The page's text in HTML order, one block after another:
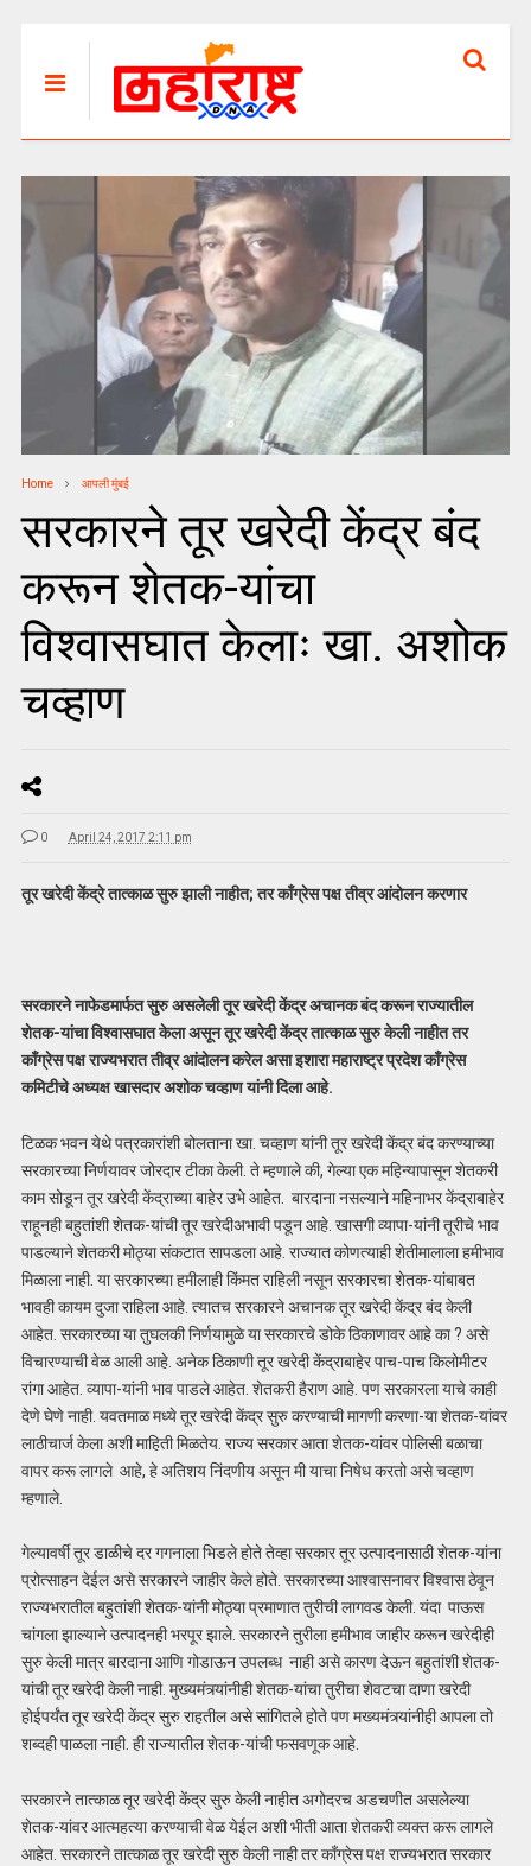
Home आपली मुंबई
सरकारने तूर खरेदी केंद्र बंद
करून शेतक-यांचा
विश्वासघात केलाः खा. अशोक
चव्हाण
0 April 24, 2017 2:11 pm
तूर खरेदी केंद्रे तात्काळ सुरु झाली नाहीत; तर काँग्रेस पक्ष तीव्र आंदोलन करणार
सरकारने नाफेडमार्फत सुरु असलेली तूर खरेदी केंद्र अचानक बंद करून राज्यातील
शेतक-यांचा विश्वासघात केला असून तूर खरेदी केंद्र तात्काळ सुरु केली नाहीत तर
काँग्रेस पक्ष राज्यभरात तीव्र आंदोलन करेल असा इशारा महाराष्ट्र प्रदेश काँग्रेस
कमिटीचे अध्यक्ष खासदार अशोक चव्हाण यांनी दिला आहे.
टिळक भवन येथे पत्रकारांशी बोलताना खा. चव्हाण यांनी तूर खरेदी केंद्र बंद करण्याच्या
सरकारच्या निर्णयावर जोरदार टीका केली. ते म्हणाले की, गेल्या एक महिन्यापासून शेतकरी
काम सोडून तूर खरेदी केंद्राच्या बाहेर उभे आहेत. बारदाना नसल्याने महिनाभर केंद्राबाहेर
राहूनही बहुतांशी शेतक-यांची तूर खरेदीअभावी पडून आहे. खासगी व्यापा-यांनी तूरीचे भाव
पाडल्याने शेतकरी मोठ्या संकटात सापडला आहे. राज्यात कोणत्याही शेतीमालाला हमीभाव
मिळाला नाही. या सरकारच्या हमीलाही किंमत राहिली नसून सरकारचा शेतक-यांबाबत
भावही कायम दुजा राहिला आहे. त्यातच सरकारने अचानक तूर खरेदी केंद्र बंद केली
आहेत. सरकारच्या या तुघलकी निर्णयामुळे या सरकारचे डोके ठिकाणावर आहे का ? असे
विचारण्याची वेळ आली आहे. अनेक ठिकाणी तूर खरेदी केंद्राबाहेर पाच-पाच किलोमीटर
रांगा आहेत. व्यापा-यांनी भाव पाडले आहेत. शेतकरी हैराण आहे. पण सरकारला याचे काही
देणे घेणे नाही. यवतमाळ मध्ये तूर खरेदी केंद्र सुरु करण्याची मागणी करणा-या शेतक-यांवर
लाठीचार्ज केला अशी माहिती मिळतेय. राज्य सरकार आता शेतक-यांवर पोलिसी बळाचा
वापर करू लागले आहे, हे अतिशय निंदणीय असून मी याचा निषेध करतो असे चव्हाण
म्हणाले.
गेल्यावर्षी तूर डाळीचे दर गगनाला भिडले होते तेव्हा सरकार तूर उत्पादनासाठी शेतक-यांना
प्रोत्साहन देईल असे सरकारने जाहीर केले होते. सरकारच्या आश्वासनावर विश्वास ठेवून
राज्यभरातील बहुतांशी शेतक-यांनी मोठ्या प्रमाणात तुरीची लागवड केली. यंदा पाऊस
चांगला झाल्याने उत्पादनही भरपूर झाले. सरकारने तुरीला हमीभाव जाहीर करून खरेदीही
सुरु केली मात्र बारदाना आणि गोडाऊन उपलब्ध नाही असे कारण देऊन बहुतांशी शेतक-
यांची तूर खरेदी केली नाही. मुख्यमंत्र्यांनीही शेतक-यांचा तुरीचा शेवटचा दाणा खरेदी
होईपर्यंत तूर खरेदी केंद्र सुरु राहतील असे सांगितले होते पण मख्यमंत्र्यांनीही आपला तो
शब्दही पाळला नाही. ही राज्यातील शेतक-यांची फसवणूक आहे.
सरकारने तात्काळ तूर खरेदी केंद्र सुरु केली नाहीत अगोदरच अडचणीत असलेल्या
शेतक-यांवर आत्महत्या करण्याची वेळ येईल अशी भीती आता शेतकरी व्यक्त करू लागले
आहेत. सरकारने तात्काळ तूर खरेदी सुरु केली नाही तर काँग्रेस पक्ष राज्यभरात सरकार